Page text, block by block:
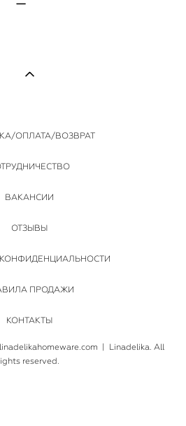
ОПЛАТА/ВОЗВРАТ
ВАКАНСИИ
ОТЗЫВЫ
ПРОДАЖИ
КОНТАКТЫ
| Linadelika. All
reserved.